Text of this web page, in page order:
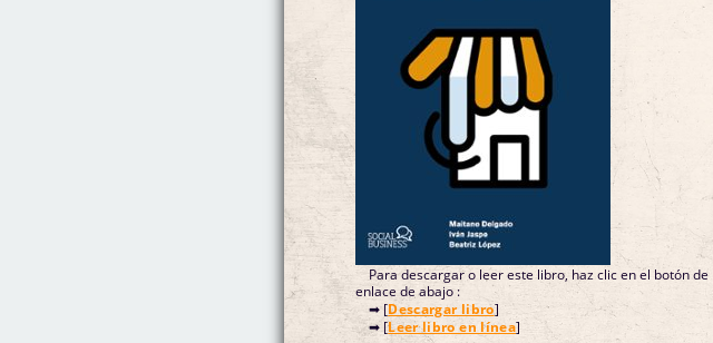
Para descargar o leer este libro, haz clic en el botón de
enlace de abajo :
➡ [Descargar libro]
➡ [Leer libro en línea]